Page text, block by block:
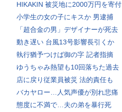
HIKAKIN 被災地に2000万円を寄付
小学生の女の子にキスか 男逮捕
「超合金の男」デザイナーが死去
動き遅い 台風13号影響長引くか
執行猶予つけば御の字 記者指摘
ゆうちゃみ熱望も10回落ちた過去
店に戻り従業員被災 法的責任も
バカヤロー…人気声優が別れ悲痛
態度に不満で…夫の弟を暴行死